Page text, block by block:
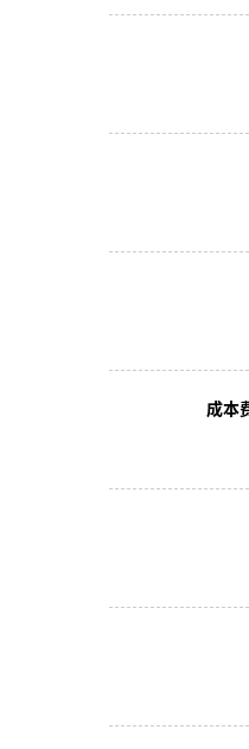
成本